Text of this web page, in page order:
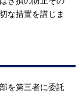
な措置を講じま
を第三者に委託